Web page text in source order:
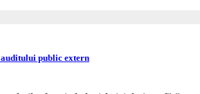
public extern